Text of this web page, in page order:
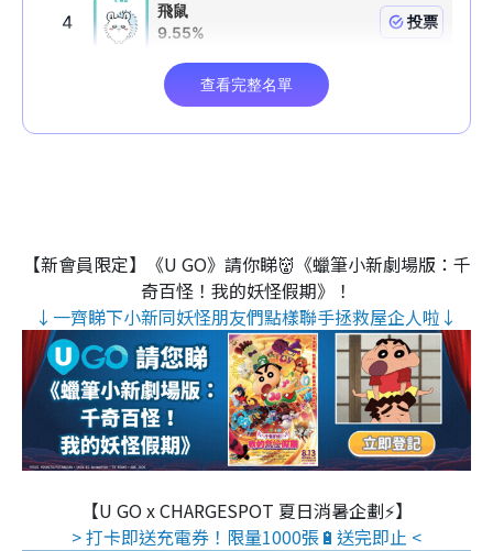
【新會員限定】《U GO》請你睇👹《蠟筆小新劇場版：千
奇百怪！我的妖怪假期》！
↓一齊睇下小新同妖怪朋友們點樣聯手拯救屋企人啦↓
【U GO x CHARGESPOT 夏日消暑企劃⚡】
> 打卡即送充電券！限量1000張🔋送完即止 <